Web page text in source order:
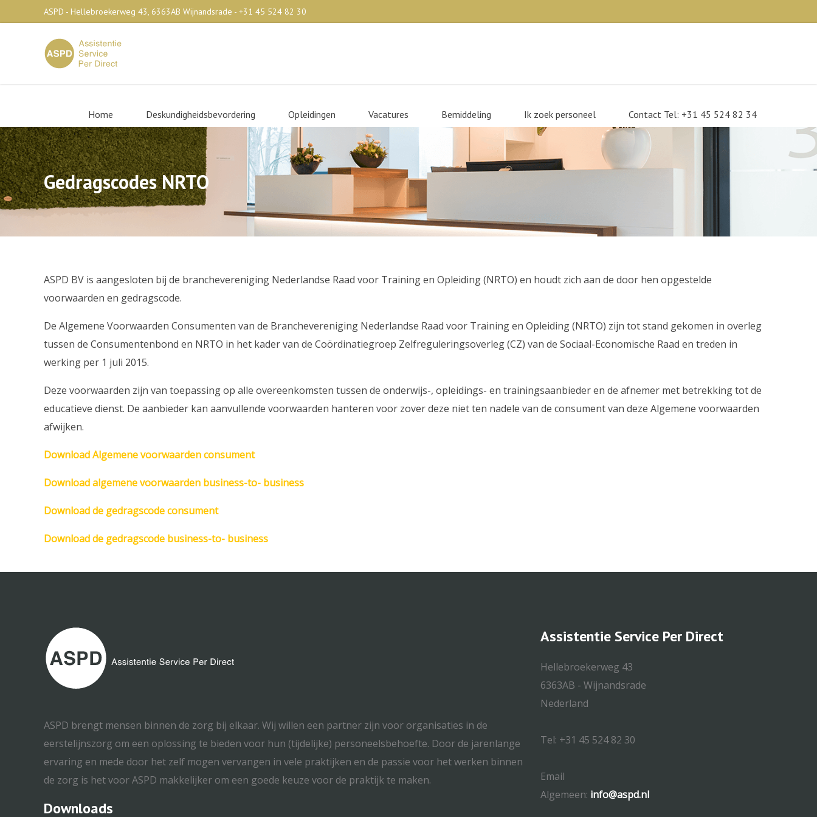
×
ASPD - Hellebroekerweg 43, 6363AB Wijnandsrade - +31 45 524 82 30
Home Deskundigheidsbevordering Opleidingen Vacatures Bemiddeling Ik zoek personeel Contact Tel: +31 45 524 82 34
Gedragscodes NRTO
ASPD BV is aangesloten bij de branchevereniging Nederlandse Raad voor Training en Opleiding (NRTO) en houdt zich aan de door hen opgestelde
voorwaarden en gedragscode.
De Algemene Voorwaarden Consumenten van de Branchevereniging Nederlandse Raad voor Training en Opleiding (NRTO) zijn tot stand gekomen in overleg
tussen de Consumentenbond en NRTO in het kader van de Coördinatiegroep Zelfreguleringsoverleg (CZ) van de Sociaal-Economische Raad en treden in
werking per 1 juli 2015.
Deze voorwaarden zijn van toepassing op alle overeenkomsten tussen de onderwijs-, opleidings- en trainingsaanbieder en de afnemer met betrekking tot de
educatieve dienst. De aanbieder kan aanvullende voorwaarden hanteren voor zover deze niet ten nadele van de consument van deze Algemene voorwaarden
afwijken.
Download Algemene voorwaarden consument
Download algemene voorwaarden business-to- business
Download de gedragscode consument
Download de gedragscode business-to- business
ASPD brengt mensen binnen de zorg bij elkaar. Wij willen een partner zijn voor organisaties in de
eerstelijnszorg om een oplossing te bieden voor hun (tijdelijke) personeelsbehoefte. Door de jarenlange
ervaring en mede door het zelf mogen vervangen in vele praktijken en de passie voor het werken binnen
de zorg is het voor ASPD makkelijker om een goede keuze voor de praktijk te maken.
Downloads
Assistentie Service Per Direct
Hellebroekerweg 43
6363AB - Wijnandsrade
Nederland
Tel: +31 45 524 82 30
Email
Algemeen: info@aspd.nl